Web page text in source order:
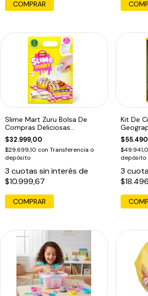
COMPRAR
Slime Mart Zuru Bolsa De
Compras Deliciosas
Creaciones
$32.999,00
$29.699,10 con Transferencia o
depósito
3 cuotas sin interés de
$10.999,67
COMPRAR
Kit De
Volcán
depósito
3